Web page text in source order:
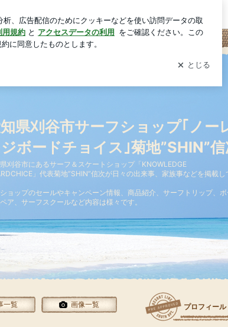
”SHIN”信次
新規登録 ログイン
県刈谷市サーフショップ｢ノー
ボードチョイス｣菊地”SHIN”信
刈谷市にあるサーフ＆スケートショップ「KNOWLEDGE
」代表菊地”SHIN”信次が日々の出来事、家族事などを掲載し
ョップのセールやキャンペーン情報、商品紹介、サーフトリップ、ボ
ペア、サーフスクールなど内容は様々です。
一覧 画像一覧 プロフィール